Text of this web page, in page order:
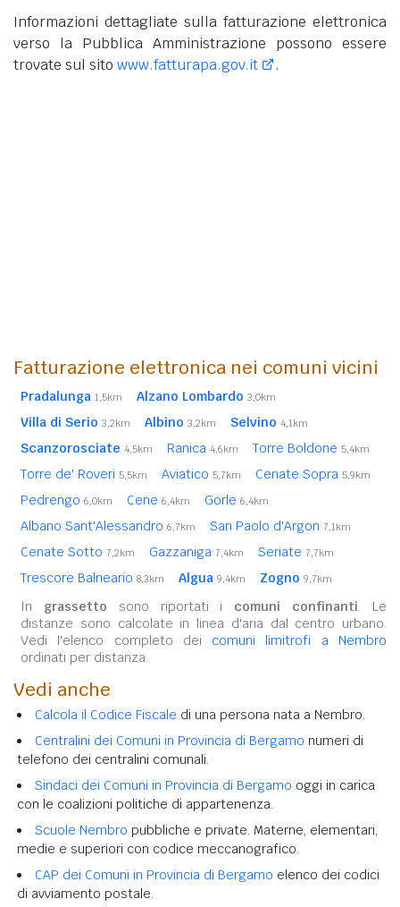
Informazioni dettagliate sulla fatturazione elettronica
verso la Pubblica Amministrazione possono essere
trovate sul sito www.fatturapa.gov.it .
Fatturazione elettronica nei comuni vicini
Pradalunga 1,5km Alzano Lombardo 3,0km
Villa di Serio 3,2km Albino 3,2km Selvino 4,1km
Scanzorosciate 4,5km Ranica 4,6km Torre Boldone 5,4km
Torre de' Roveri 5,5km Aviatico 5,7km Cenate Sopra 5,9km
Pedrengo 6,0km Cene 6,4km Gorle 6,4km
Albano Sant'Alessandro 6,7km San Paolo d'Argon 7,1km
Cenate Sotto 7,2km Gazzaniga 7,4km Seriate 7,7km
Trescore Balneario 8,3km Algua 9,4km Zogno 9,7km
In grassetto sono riportati i comuni confinanti. Le
distanze sono calcolate in linea d'aria dal centro urbano.
Vedi l'elenco completo dei comuni limitrofi a Nembro
ordinati per distanza.
Vedi anche
Calcola il Codice Fiscale di una persona nata a Nembro.
Centralini dei Comuni in Provincia di Bergamo numeri di
telefono dei centralini comunali.
Sindaci dei Comuni in Provincia di Bergamo oggi in carica
con le coalizioni politiche di appartenenza.
Scuole Nembro pubbliche e private. Materne, elementari,
medie e superiori con codice meccanografico.
CAP dei Comuni in Provincia di Bergamo elenco dei codici
di avviamento postale.